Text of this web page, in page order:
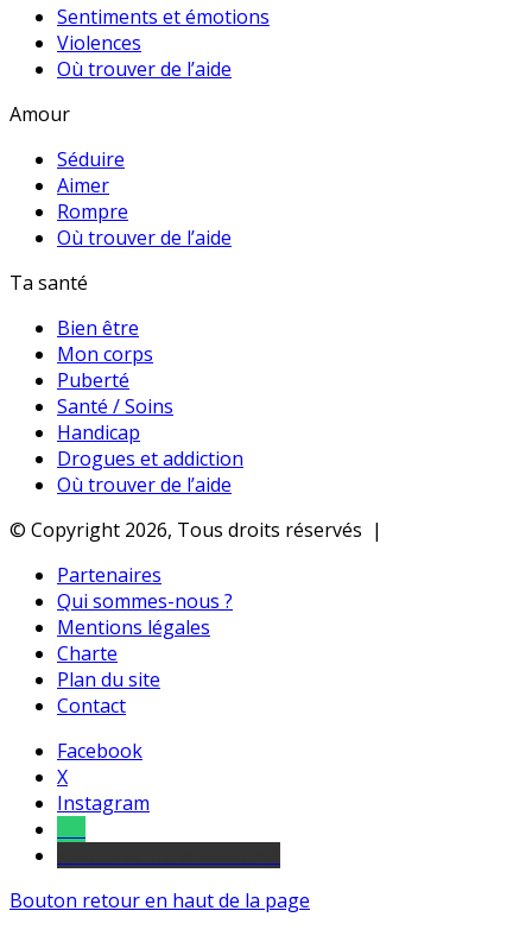
Sentiments et émotions
Violences
Où trouver de l’aide
Amour
Séduire
Aimer
Rompre
Où trouver de l’aide
Ta santé
Bien être
Mon corps
Puberté
Santé / Soins
Handicap
Drogues et addiction
Où trouver de l’aide
© Copyright 2026, Tous droits réservés |
Partenaires
Qui sommes-nous ?
Mentions légales
Charte
Plan du site
Contact
Facebook
X
Instagram
Bouton retour en haut de la page